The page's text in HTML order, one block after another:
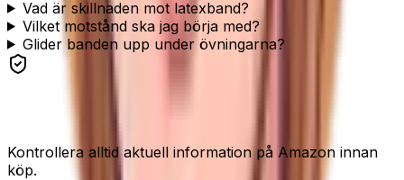
Vad är skillnaden mot latexband?
Vilket motstånd ska jag börja med?
Glider banden upp under övningarna?
Se produkten
Kontrollera alltid aktuell information på Amazon innan
köp.